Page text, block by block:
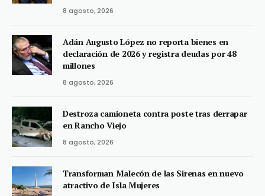
8 agosto, 2026
Adán Augusto López no reporta bienes en
declaración de 2026 y registra deudas por 48
millones
8 agosto, 2026
Destroza camioneta contra poste tras derrapar
en Rancho Viejo
8 agosto, 2026
Transforman Malecón de las Sirenas en nuevo
atractivo de Isla Mujeres